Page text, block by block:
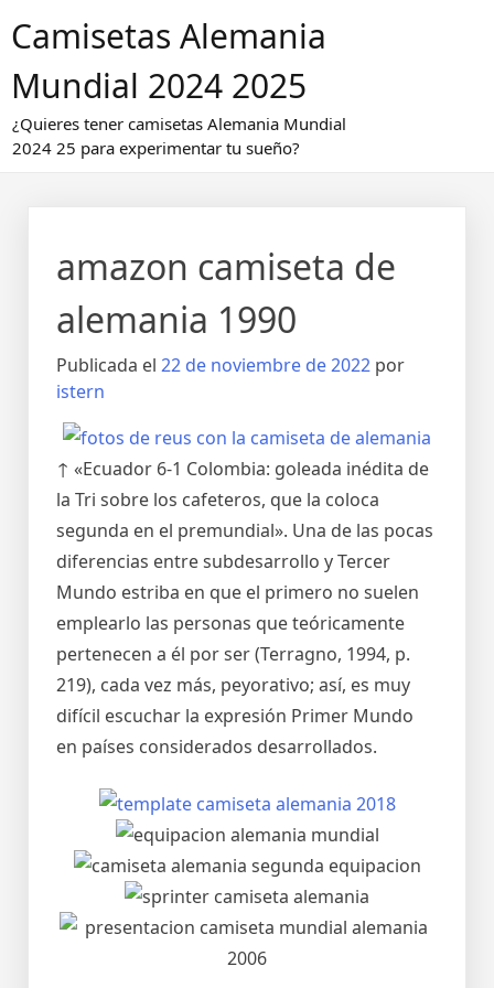
alCamisetas Alemania
Mundial 2024 2025
¿Quieres tener camisetas Alemania Mundial
2024 25 para experimentar tu sueño?
amazon camiseta de
alemania 1990
Publicada el 22 de noviembre de 2022 por
istern
↑ «Ecuador 6-1 Colombia: goleada inédita de
la Tri sobre los cafeteros, que la coloca
segunda en el premundial». Una de las pocas
diferencias entre subdesarrollo y Tercer
Mundo estriba en que el primero no suelen
emplearlo las personas que teóricamente
pertenecen a él por ser (Terragno, 1994, p.
219), cada vez más, peyorativo; así, es muy
difícil escuchar la expresión Primer Mundo
en países considerados desarrollados.